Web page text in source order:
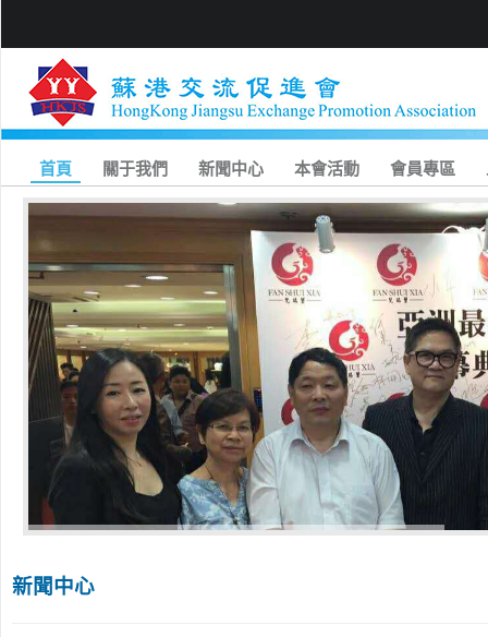
首頁 關于我們 新聞中心 本會活動 會員專區
新聞中心